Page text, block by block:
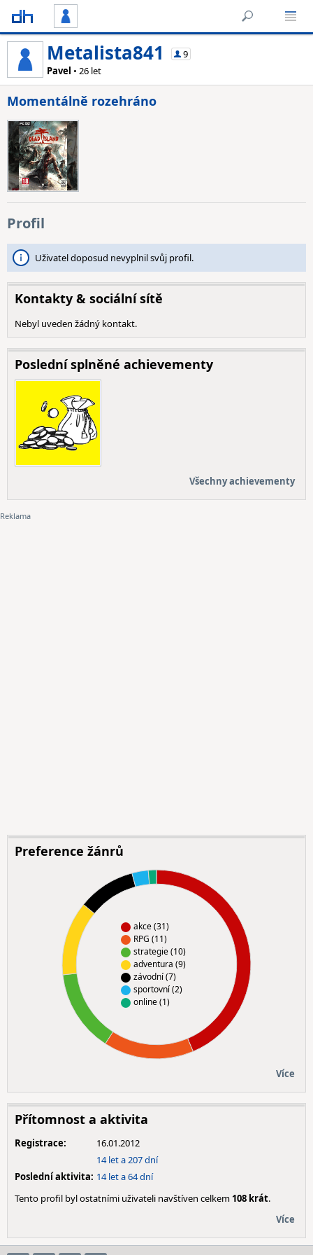
Metalista841
9
Pavel • 26 let
Momentálně rozehráno
Profil
Uživatel doposud nevyplnil svůj profil.
Kontakty & sociální sítě
Nebyl uveden žádný kontakt.
Poslední splněné achievementy
Všechny achievementy
Preference žánrů
akce (31)
RPG (11)
strategie (10)
adventura (9)
závodní (7)
sportovní (2)
online (1)
Více
Přítomnost a aktivita
Registrace:
16.01.2012
14 let a 207 dní
Poslední aktivita: 14 let a 64 dní
Tento profil byl ostatními uživateli navštíven celkem 108 krát.
Více